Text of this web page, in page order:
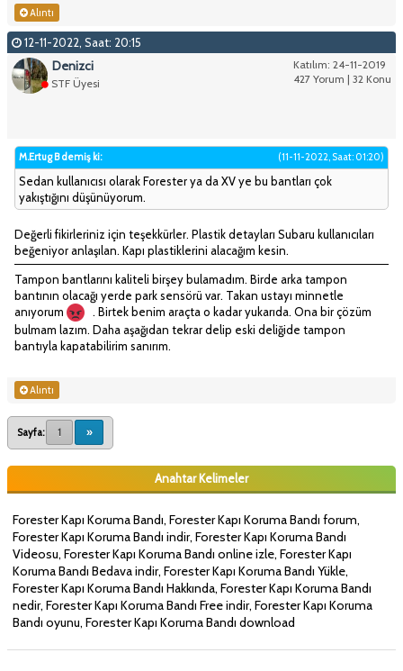
Alıntı
12-11-2022, Saat: 20:15
Katılım: 24-11-2019
427 Yorum | 32 Konu
Denizci
STF Üyesi
(11-11-2022, Saat: 01:20)
M.Ertug B demiş ki:
Sedan kullanıcısı olarak Forester ya da XV ye bu bantları çok
yakıştığını düşünüyorum.
Değerli fikirleriniz için teşekkürler. Plastik detayları Subaru kullanıcıları
beğeniyor anlaşılan. Kapı plastiklerini alacağım kesin.
Tampon bantlarını kaliteli birşey bulamadım. Birde arka tampon
bantının olacağı yerde park sensörü var. Takan ustayı minnetle
anıyorum
. Birtek benim araçta o kadar yukarıda. Ona bir çözüm
bulmam lazım. Daha aşağıdan tekrar delip eski deliğide tampon
bantıyla kapatabilirim sanırım.
Alıntı
Sayfa: 1 »
Anahtar Kelimeler
Forester Kapı Koruma Bandı, Forester Kapı Koruma Bandı forum,
Forester Kapı Koruma Bandı indir, Forester Kapı Koruma Bandı
Videosu, Forester Kapı Koruma Bandı online izle, Forester Kapı
Koruma Bandı Bedava indir, Forester Kapı Koruma Bandı Yükle,
Forester Kapı Koruma Bandı Hakkında, Forester Kapı Koruma Bandı
nedir, Forester Kapı Koruma Bandı Free indir, Forester Kapı Koruma
Bandı oyunu, Forester Kapı Koruma Bandı download